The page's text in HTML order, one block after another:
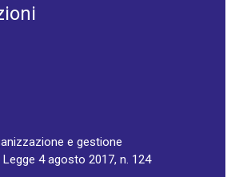
e gestione
4 agosto 2017, n. 124